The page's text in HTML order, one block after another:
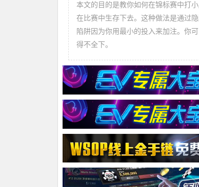
本文的目的是教你如何在锦标赛中打
在比赛中生存下去。这种做法是通过
陷阱因为你用最小的投入来加注。你
得不全下。